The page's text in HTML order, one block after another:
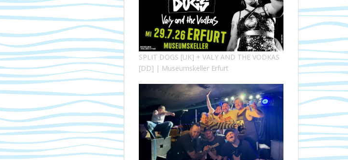
SPLIT DOGS [UK] + VALY AND THE VODKAS
[DD] | Museumskeller Erfurt